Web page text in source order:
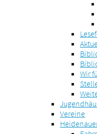
Wir
Vereine